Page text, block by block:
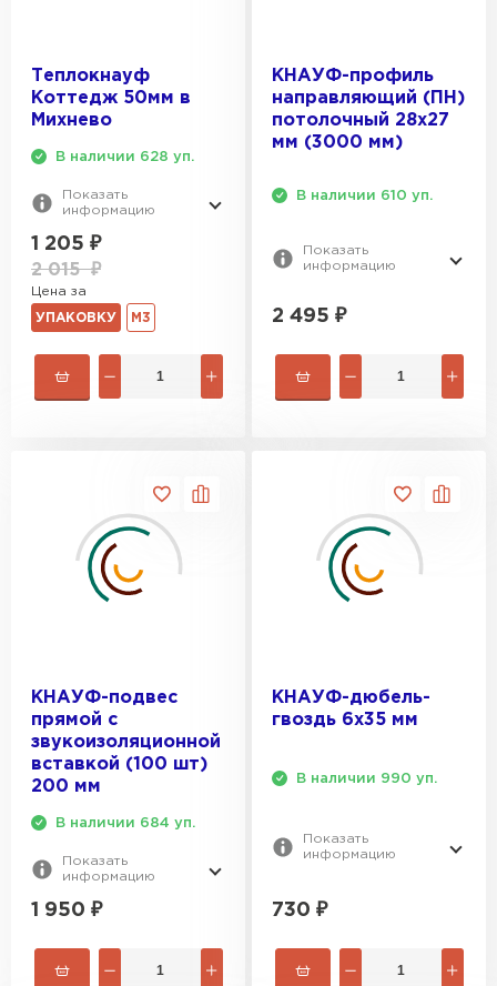
Теплокнауф
Коттедж 50мм в
Михнево
В наличии 628 уп.
Показать
информацию
1 205 ₽
2 015₽
Цена за
УПАКОВКУ М3
КНАУФ-профиль
направляющий (ПН)
потолочный 28x27
мм (3000 мм)
В наличии 610 уп.
Показать
информацию
2 495 ₽
КНАУФ-подвес
прямой с
звукоизоляционной
вставкой (100 шт)
200 мм
В наличии 684 уп.
Показать
информацию
1 950 ₽
КНАУФ-дюбель-
гвоздь 6x35 мм
В наличии 990 уп.
Показать
информацию
730 ₽
Утеплитель Тимплэкс
Утеплитель Изовол
Утеплитель Basfiber
Утеплитель Теплекс
Утеплитель Изомин
ПЕРЕЙТИ
Рулонная кровля Брит
ПЕРЕЙТИ
Утеплитель Knauf
Утеплитель Isotec
Утеплитель Ruspanel
Утеплитель Брит
Утеплитель Basfiber
Утеплитель Тимплэкс